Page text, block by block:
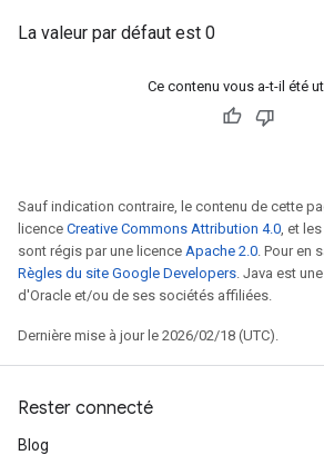
La valeur par défaut est 0
Ce contenu vous a-t-il été
Sauf indication contraire, le contenu de cette
licence Creative Commons Attribution 4.0, et
sont régis par une licence Apache 2.0. Pour en
Règles du site Google Developers. Java est
d'Oracle et/ou de ses sociétés affiliées.
Dernière mise à jour le 2026/02/18 (UTC).
Rester connecté
Blog